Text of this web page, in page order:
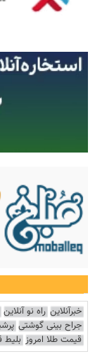
خبرآنلاین راه نو آنلاین
جراح بینی گوشتی
قیمت طلا امروز بلیط